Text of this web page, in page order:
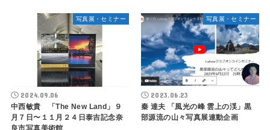
写真展・セミナー
2024.09.06
中西敏貴 「The New Land」９
月７日〜１１月２４日泰吉記念奈
良市写真美術館
写真展・セミナー
2023.06.23
秦 達夫 「風光の峰 雲上の渓」黒
部源流の山々写真展連動企画